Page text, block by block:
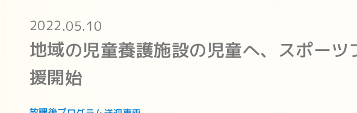
2022.05.10
地域の児童養護施設の児童へ、スポー
援開始